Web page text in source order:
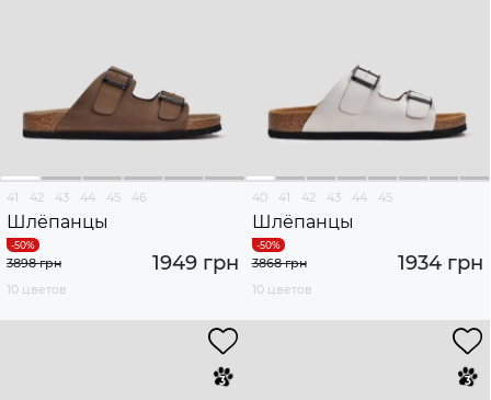
41 42 43 44 45 46
Шлёпанцы
1949 грн
3898 грн
10 цветов
40 41 42 43 44 45
Шлёпанцы
1934 грн
3868 грн
10 цветов